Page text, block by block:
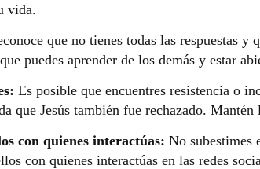
vida.
que no tienes todas las respuestas
puedes aprender de los demás y estar
Es posible que encuentres resistencia o
que Jesús también fue rechazado.
con quienes interactúas: No subestimes
con quienes interactúas en las redes